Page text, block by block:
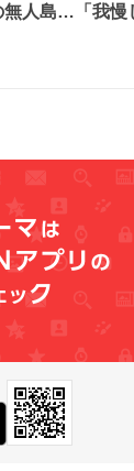
人島…「我慢